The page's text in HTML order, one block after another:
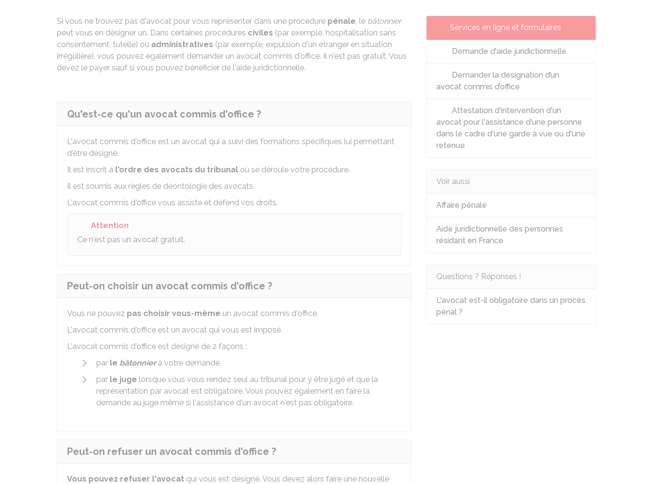
Si vous ne trouvez pas d'avocat pour vous représenter dans une procédure pénale, le bâtonnier
peut vous en désigner un. Dans certaines procédures civiles (par exemple, hospitalisation sans
consentement, tutelle) ou administratives (par exemple, expulsion d'un étranger en situation
irrégulière), vous pouvez également demander un avocat commis d'office. Il n'est pas gratuit. Vous
devez le payer sauf si vous pouvez bénéficier de l'aide juridictionnelle.
Qu'est-ce qu'un avocat commis d'office ?
L'avocat commis d'office est un avocat qui a suivi des formations spécifiques lui permettant
d'être désigné.
Il est inscrit à l'ordre des avocats du tribunal où se déroule votre procédure.
Il est soumis aux règles de déontologie des avocats.
L'avocat commis d'office vous assiste et défend vos droits.
Attention
Ce n'est pas un avocat gratuit.
Peut-on choisir un avocat commis d'office ?
Vous ne pouvez pas choisir vous-même un avocat commis d'office.
L'avocat commis d'office est un avocat qui vous est imposé.
L'avocat commis d'office est désigné de 2 façons :
par le bâtonnierà votre demande,
par le juge lorsque vous vous rendez seul au tribunal pour y être jugé et que la
représentation par avocat est obligatoire. Vous pouvez également en faire la
demande au juge même si l'assistance d'un avocat n'est pas obligatoire.
Peut-on refuser un avocat commis d'office ?
Vous pouvez refuser l'avocat qui vous est désigné. Vous devez alors faire une nouvelle
Services en ligne et formulaires
Demande d'aide juridictionnelle
Demander la désignation d’un
avocat commis d’office
Attestation d'intervention d'un
avocat pour l'assistance d'une personne
dans le cadre d'une garde à vue ou d'une
retenue
Voir aussi
Affaire pénale
Aide juridictionnelle des personnes
résidant en France
Questions ? Réponses !
L'avocat est-il obligatoire dans un procès
pénal ?